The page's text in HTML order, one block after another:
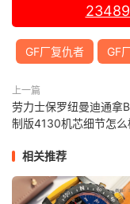
GF厂复仇者 GF
上一篇
劳力士保罗纽曼迪通拿
制版4130机芯细节怎么
相关推荐